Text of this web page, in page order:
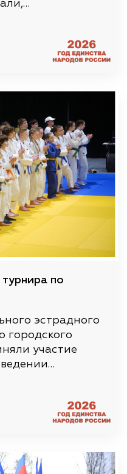
по
эстрадного
городского
участие